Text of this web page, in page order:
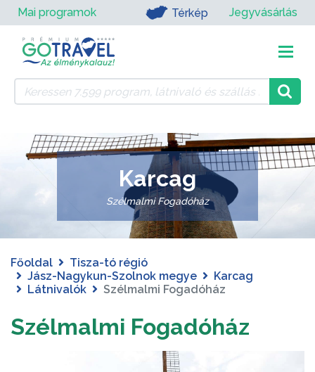
Mai programok Térkép Jegyvásárlás
Karcag
Szélmalmi Fogadóház
Főoldal
Tisza-tó régió
Jász-Nagykun-Szolnok megye
Karcag
Látnivalók
Szélmalmi Fogadóház
Szélmalmi Fogadóház